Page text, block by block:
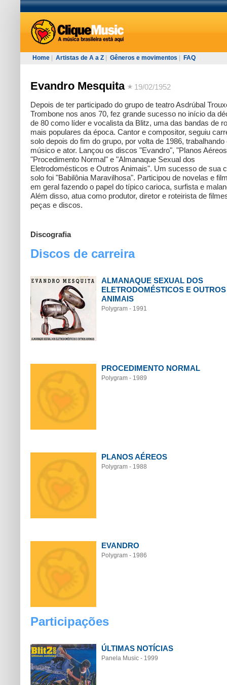
Home Artistas de A a Z Gêneros e movimentos FAQ
Evandro Mesquita 19/02/1952
Depois de ter participado do grupo de teatro Asdrúbal
Trombone nos anos 70, fez grande sucesso no início da
de 80 como líder e vocalista da Blitz, uma das bandas de
mais populares da época. Cantor e compositor, seguiu
solo depois do fim do grupo, por volta de 1986, trabalhando
músico e ator. Lançou os discos "Evandro", "Planos
"Procedimento Normal" e "Almanaque Sexual dos
Eletrodomésticos e Outros Animais". Um sucesso de sua
solo foi "Babilônia Maravilhosa". Participou de novelas e
em geral fazendo o papel do típico carioca, surfista e
Além disso, atua como produtor, diretor e roteirista de
peças e discos.
Discografia
Discos de carreira
ALMANAQUE SEXUAL DOS
ELETRODOMÉSTICOS E OUTROS
ANIMAIS
Polygram - 1991
PROCEDIMENTO NORMAL
Polygram - 1989
PLANOS AÉREOS
Polygram - 1988
EVANDRO
Polygram - 1986
Participações
ÚLTIMAS NOTÍCIAS
Panela Music - 1999